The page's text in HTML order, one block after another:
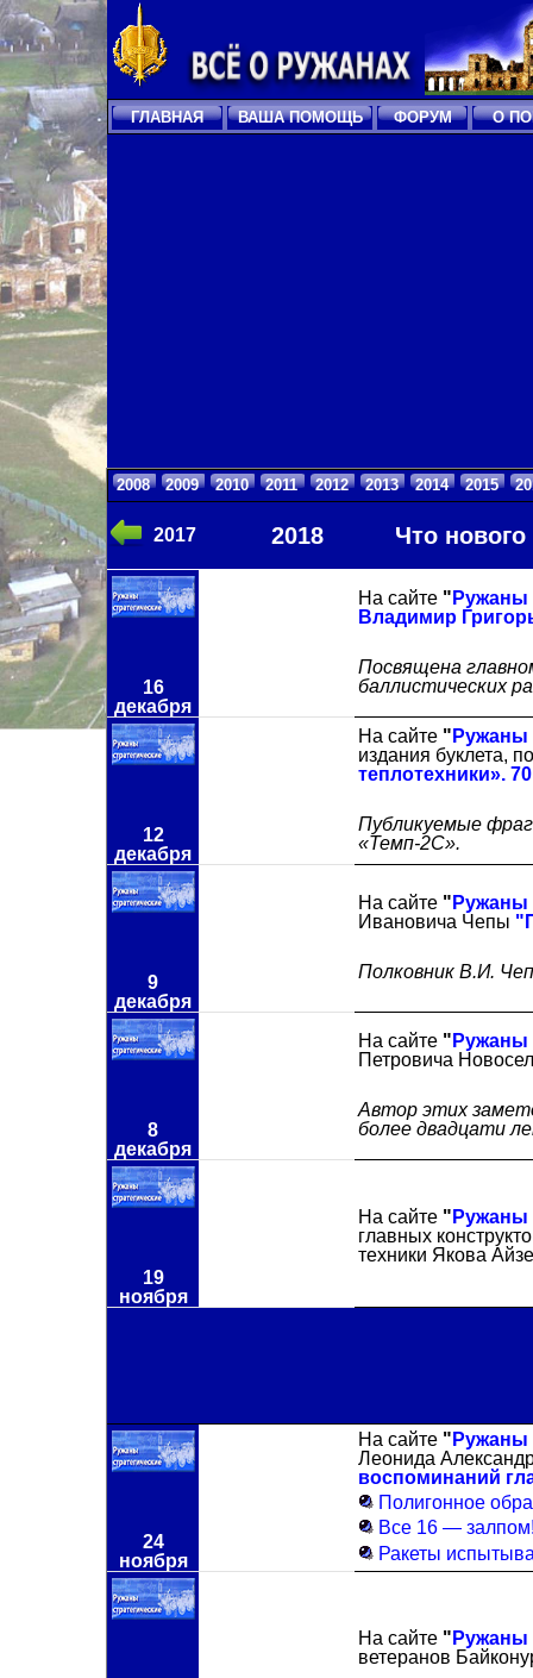
ГЛАВНАЯ ВАША ПОМОЩЬ ФОРУМ О
2008 2009 2010 2011 2012 2013 2014 2015
2017 2018 Что нового
16
декабря
На сайте " Ружаны
Владимир
Посвящена
баллистических
12
декабря
На сайте " Ружаны
издания буклета,
теплотехники».
Публикуемые
«Темп-2С».
9
декабря
На сайте " Ружаны
Ивановича Чепы
Полковник В.И.
8
декабря
На сайте " Ружаны
Петровича
Автор этих
более двадцати
19
ноября
На сайте " Ружаны
главных
техники Якова
24
ноября
На сайте " Ружаны
Леонида
воспоминаний
Полигонное
Все 16 —
Ракеты
На сайте " Ружаны
ветеранов